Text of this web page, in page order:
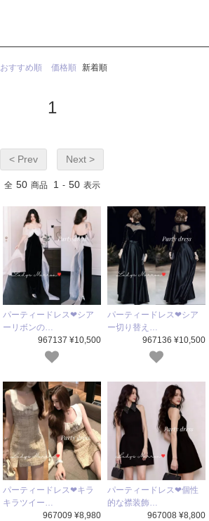
おすすめ順 価格順 新着順
1
< Prev Next >
全 50 商品 1 - 50 表示
パーティードレス❤シア
ーリボンの…
967137 ¥10,500
パーティードレス❤シア
ー切り替え…
967136 ¥10,500
パーティードレス❤キラ
キラツイー…
967009 ¥8,980
パーティードレス❤個性
的な襟装飾…
967008 ¥8,800